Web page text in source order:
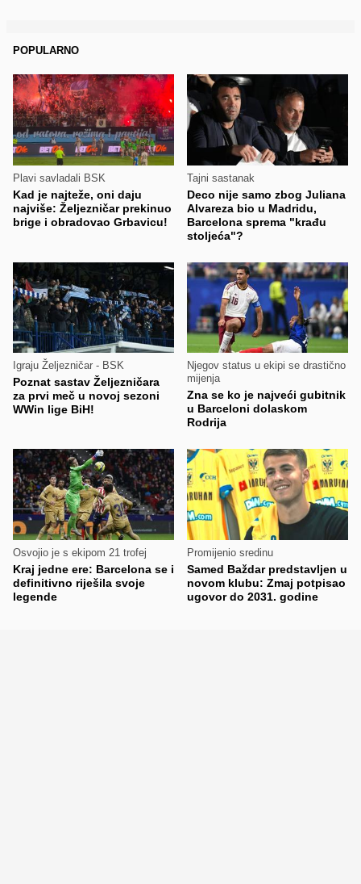
POPULARNO
Plavi savladali BSK
Kad je najteže, oni daju
najviše: Željezničar prekinuo
brige i obradovao Grbavicu!
Tajni sastanak
Deco nije samo zbog Juliana
Alvareza bio u Madridu,
Barcelona sprema "krađu
stoljeća"?
Igraju Željezničar - BSK
Poznat sastav Željezničara
za prvi meč u novoj sezoni
WWin lige BiH!
Njegov status u ekipi se drastično
mijenja
Zna se ko je najveći gubitnik
u Barceloni dolaskom
Rodrija
Osvojio je s ekipom 21 trofej
Kraj jedne ere: Barcelona se i
definitivno riješila svoje
legende
Promijenio sredinu
Samed Baždar predstavljen u
novom klubu: Zmaj potpisao
ugovor do 2031. godine